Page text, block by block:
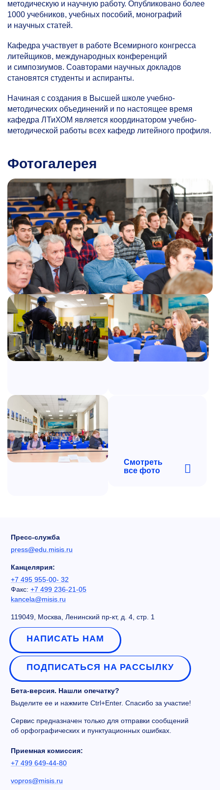
методическую и научную работу. Опубликовано более
1000 учебников, учебных пособий, монографий
и научных статей.
Кафедра участвует в работе Всемирного конгресса
литейщиков, международных конференций
и симпозиумов. Соавторами научных докладов
становятся студенты и аспиранты.
Начиная с создания в Высшей школе учебно-
методических объединений и по настоящее время
кафедра ЛТиХОМ является координатором учебно-
методической работы всех кафедр литейного профиля.
Фотогалерея
Смотреть
все фото
Пресс-служба
press@edu.misis.ru
Канцелярия:
+7 495 955-00- 32
Факс: +7 499 236-21-05
kancela@misis.ru
119049, Москва, Ленинский пр-кт, д. 4, стр. 1
НАПИСАТЬ НАМ
ПОДПИСАТЬСЯ НА РАССЫЛКУ
Бета-версия. Нашли опечатку?
Выделите ее и нажмите Ctrl+Enter. Спасибо за участие!
Сервис предназначен только для отправки сообщений
об орфографических и пунктуационных ошибках.
Приемная комиссия:
+7 499 649-44-80
vopros@misis.ru